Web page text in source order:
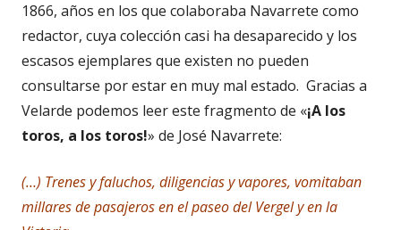
1866, años en los que colaboraba Navarrete como
redactor, cuya colección casi ha desaparecido y los
escasos ejemplares que existen no pueden
consultarse por estar en muy mal estado. Gracias a
Velarde podemos leer este fragmento de «¡A los
toros, a los toros!» de José Navarrete:
(…) Trenes y faluchos, diligencias y vapores, vomitaban
millares de pasajeros en el paseo del Vergel y en la